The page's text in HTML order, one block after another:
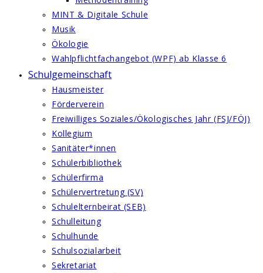
MINT & Digitale Schule
Musik
Ökologie
Wahlpflichtfachangebot (WPF) ab Klasse 6
Schulgemeinschaft
Hausmeister
Förderverein
Freiwilliges Soziales/Ökologisches Jahr (FSJ/FÖJ)
Kollegium
Sanitäter*innen
Schülerbibliothek
Schülerfirma
Schülervertretung (SV)
Schulelternbeirat (SEB)
Schulleitung
Schulhunde
Schulsozialarbeit
Sekretariat